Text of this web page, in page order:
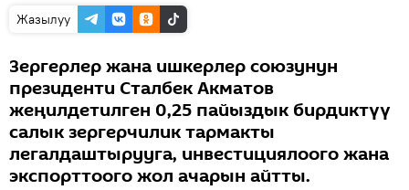
Жазылуу
Зергерлер жана ишкерлер союзунун
президенти Сталбек Акматов
жеңилдетилген 0,25 пайыздык бирдиктүү
салык зергерчилик тармакты
легалдаштырууга, инвестициялоого жана
экспорттоого жол ачарын айтты.